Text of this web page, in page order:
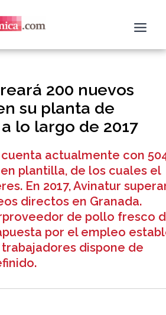
200 nuevos
su planta de
lo largo de 2017
actualmente con
plantilla, de los cuales el
En 2017, Avinatur
directos en Granada.
de pollo fresco
por el empleo
trabajadores dispone de